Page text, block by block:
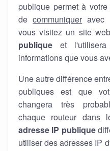
publique permet à
decommuniquer avec
vous visitez un site
publique et
informations que vous
Une autre différence
publiques est que
changera très
chaque routeur dans
adresse IP publique
utiliser des adresses IP